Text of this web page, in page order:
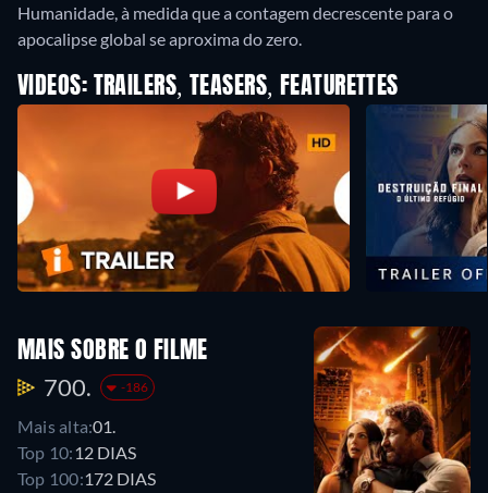
Humanidade, à medida que a contagem decrescente para o
apocalipse global se aproxima do zero.
VIDEOS: TRAILERS, TEASERS, FEATURETTES
MAIS SOBRE O FILME
700. -186
Mais alta:01.
Top 10: 12 DIAS
Top 100:172 DIAS